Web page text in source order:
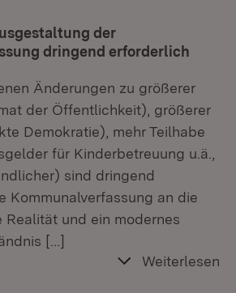
der
dringend erforderlich
Änderungen zu größerer
der Öffentlichkeit), größerer
Demokratie), mehr Teilhabe
für Kinderbetreuung u.ä.,
sind dringend
Kommunalverfassung an die
und ein modernes
[…]
Weiterlesen